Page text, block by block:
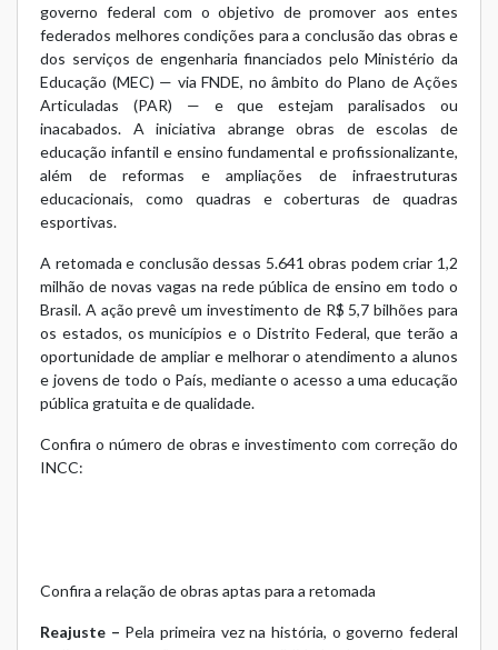
governo federal com o objetivo de promover aos entes
federados melhores condições para a conclusão das obras e
dos serviços de engenharia financiados pelo Ministério da
Educação (MEC) — via FNDE, no âmbito do Plano de Ações
Articuladas (PAR) — e que estejam paralisados ou
inacabados. A iniciativa abrange obras de escolas de
educação infantil e ensino fundamental e profissionalizante,
além de reformas e ampliações de infraestruturas
educacionais, como quadras e coberturas de quadras
esportivas.
A retomada e conclusão dessas 5.641 obras podem criar 1,2
milhão de novas vagas na rede pública de ensino em todo o
Brasil. A ação prevê um investimento de R$ 5,7 bilhões para
os estados, os municípios e o Distrito Federal, que terão a
oportunidade de ampliar e melhorar o atendimento a alunos
e jovens de todo o País, mediante o acesso a uma educação
pública gratuita e de qualidade.
Confira o número de obras e investimento com correção do
INCC:
Confira a relação de obras aptas para a retomada
Reajuste – Pela primeira vez na história, o governo federal